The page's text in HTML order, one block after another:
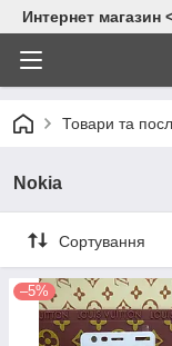
Интернет
Товари та
Nokia
Сортування
–5%